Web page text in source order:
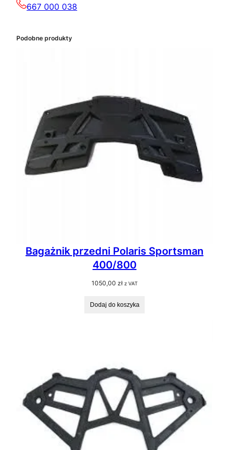
667 000 038
Podobne produkty
Bagażnik przedni Polaris Sportsman
400/800
1050,00 zł z VAT
Dodaj do koszyka